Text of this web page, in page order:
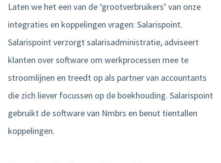
Laten we het een van de ‘grootverbruikers’ van onze
integraties en koppelingen vragen: Salarispoint.
Salarispoint verzorgt salarisadministratie, adviseert
klanten over software om werkprocessen mee te
stroomlijnen en treedt op als partner van accountants
die zich liever focussen op de boekhouding. Salarispoint
gebruikt de software van Nmbrs en benut tientallen
koppelingen.